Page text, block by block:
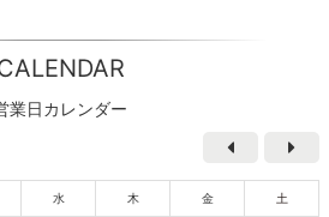
業日カレンダー
水 木 金 土